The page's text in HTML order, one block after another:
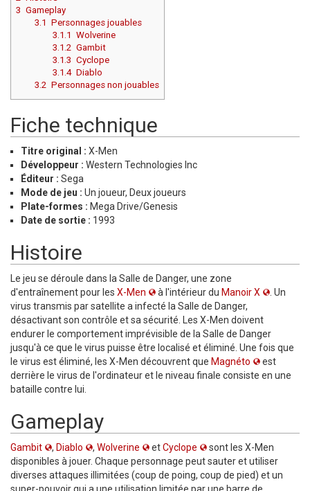
3 Gameplay
3.1 Personnages jouables
3.1.1
Wolverine
3.1.2 Gambit
3.1.3 Cyclope
3.1.4 Diablo
3.2 Personnages non jouables
Fiche technique
Titre original : X-Men
Développeur : Western Technologies Inc
Éditeur : Sega
Mode de jeu : Un joueur, Deux joueurs
Plate-formes : Mega Drive/Genesis
Date de sortie : 1993
Histoire
Le jeu se déroule dans la Salle de Danger, une zone
d'entraînement pour les X-Men à l'intérieur du Manoir X
. Un
virus transmis par satellite a infecté la Salle de Danger,
désactivant son contrôle et sa sécurité. Les X-Men doivent
endurer le comportement imprévisible de la Salle de Danger
jusqu'à ce que le virus puisse être localisé et éliminé. Une fois que
le virus est éliminé, les X-Men découvrent que Magnéto
est
derrière le virus de l'ordinateur et le niveau finale consiste en une
bataille contre lui.
Gameplay
Gambit , Diablo , Wolverine etCyclope
sont les X-Men
disponibles à jouer. Chaque personnage peut sauter et utiliser
diverses attaques illimitées (coup de poing, coup de pied) et un